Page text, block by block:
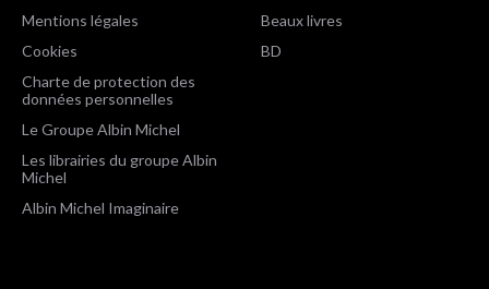
Mentions légales
Cookies
Charte de protection des
données personnelles
Le Groupe Albin Michel
Les librairies du groupe Albin
Michel
Albin Michel Imaginaire
Beaux livres
BD